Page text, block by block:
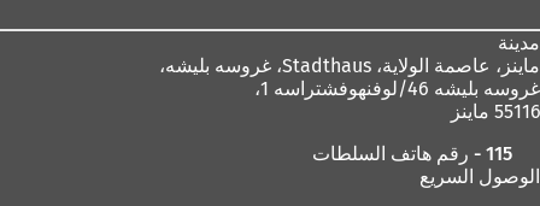
ة
ب
و
ب
ج
ت
مدينة
ماينز، عاصمة الولاية،
غروسه بليشه 46/لوفنهوفشتراسه 1،
55116 ماينز
115 - رقم هاتف السلطات
الوصول السريع